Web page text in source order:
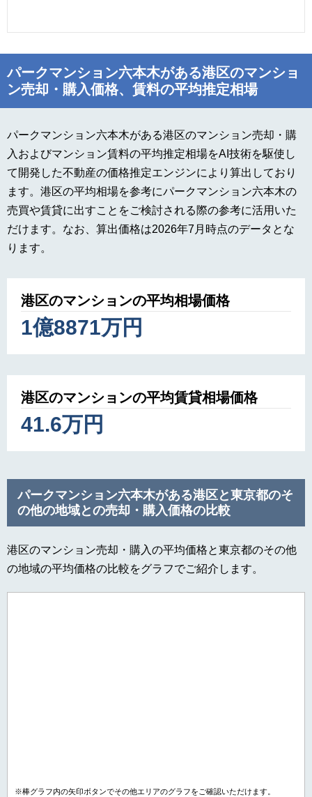
パークマンション六本木がある港区のマンショ
ン売却・購入価格、賃料の平均推定相場
パークマンション六本木がある港区のマンション売却・購
入およびマンション賃料の平均推定相場をAI技術を駆使し
て開発した不動産の価格推定エンジンにより算出しており
ます。港区の平均相場を参考にパークマンション六本木の
売買や賃貸に出すことをご検討される際の参考に活用いた
だけます。なお、算出価格は2026年7月時点のデータとな
ります。
港区のマンションの平均相場価格
1億8871万円
港区のマンションの平均賃貸相場価格
41.6万円
パークマンション六本木がある港区と東京都のそ
の他の地域との売却・購入価格の比較
港区のマンション売却・購入の平均価格と東京都のその他
の地域の平均価格の比較をグラフでご紹介します。
※棒グラフ内の矢印ボタンでその他エリアのグラフをご確認いただけます。